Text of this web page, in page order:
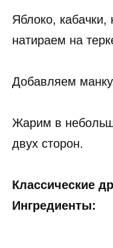
Яблоко, кабачки,
натираем на
Добавляем
Жарим в
двух сторон.
Классические
Ингредиенты: